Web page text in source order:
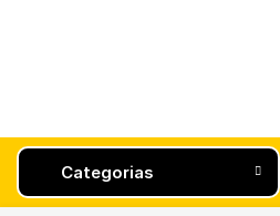
Categorias